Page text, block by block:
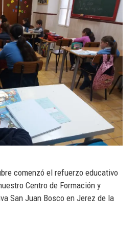
comenzó el refuerzo educativo
Centro de Formación y
San Juan Bosco en Jerez de la